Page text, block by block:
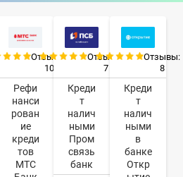
Отзывы:
10
Рефи
нанси
рован
ие
креди
тов
МТС
Отзывы:
7
Креди
т
налич
ными
Пром
связь
банк
Отзывы:
8
Креди
т
налич
ными
в
банке
Откр